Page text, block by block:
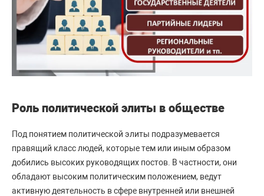
Роль политической элиты в обществе
Под понятием политической элиты подразумевается
правящий класс людей, которые тем или иным образом
добились высоких руководящих постов. В частности, они
обладают высоким политическим положением, ведут
активную деятельность в сфере внутренней или внешней